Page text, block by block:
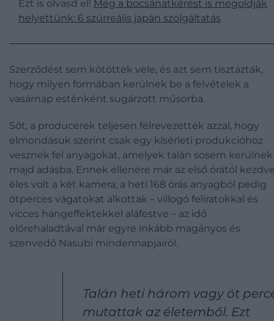
Ezt is olvasd el! Még a bocsánatkérést is megoldják
helyettünk: 6 szürreális japán szolgáltatás
Szerződést sem kötöttek vele, és azt sem tisztázták,
hogy milyen formában kerülnek be a felvételek a
vasárnap esténként sugárzott műsorba.
Sőt, a producerek teljesen félrevezették azzal, hogy
elmondásuk szerint csak egy kísérleti produkcióhoz
vesznek fel anyagokat, amelyek talán sosem kerülnek
majd adásba. Ennek ellenére már az első órától
éles volt a két kamera; a heti 168 órás anyagból pedig
ötperces vágatokat alkottak – villogó feliratokkal és
vicces hangeffektekkel aláfestve – az idő
előrehaladtával már egyre inkább magányos és
szenvedő Nasubi mindennapjairól.
Talán heti három vagy öt
mutattak az életemből. Ezt